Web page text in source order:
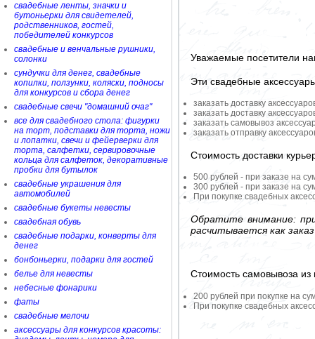
свадебные ленты, значки и
бутоньерки для свидетелей,
родственников, гостей,
победителей конкурсов
свадебные и венчальные рушники,
солонки
сундучки для денег, свадебные
копилки, ползунки, коляски, подносы
для конкурсов и сбора денег
свадебные свечи "домашний очаг"
все для свадебного стола: фигурки
на торт, подставки для торта, ножи
и лопатки, свечи и фейерверки для
торта, салфетки, сервировочные
кольца для салфеток, декоративные
пробки для бутылок
свадебные украшения для
автомобилей
свадебные букеты невесты
свадебная обувь
свадебные подарки, конверты для
денег
бонбоньерки, подарки для гостей
белье для невесты
небесные фонарики
фаты
свадебные мелочи
аксессуары для конкурсов красоты:
Уважаемые посетители
Эти свадебные
заказать доставку
заказать доставку
заказать самовывоз
заказать отправку
Стоимость доставки
500 рублей - при заказе на
300 рублей - при заказе на
При покупке свадебных
Обратите внимание:
расчитывается как
Стоимость самовывоза из
200 рублей при покупке на
При покупке свадебных